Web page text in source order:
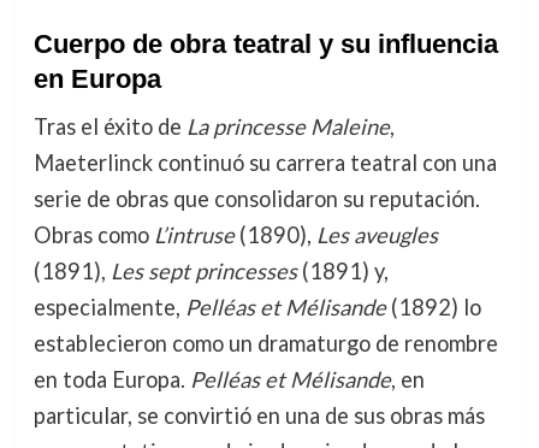
Cuerpo de obra teatral y su influencia
en Europa
Tras el éxito de La princesse Maleine,
Maeterlinck continuó su carrera teatral con una
serie de obras que consolidaron su reputación.
Obras como L’intruse(1890), Les aveugles
(1891), Les sept princesses(1891) y,
especialmente, Pelléas et Mélisande(1892) lo
establecieron como un dramaturgo de renombre
en toda Europa. Pelléas et Mélisande, en
particular, se convirtió en una de sus obras más